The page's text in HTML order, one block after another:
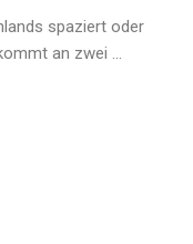
spaziert oder
an zwei ...